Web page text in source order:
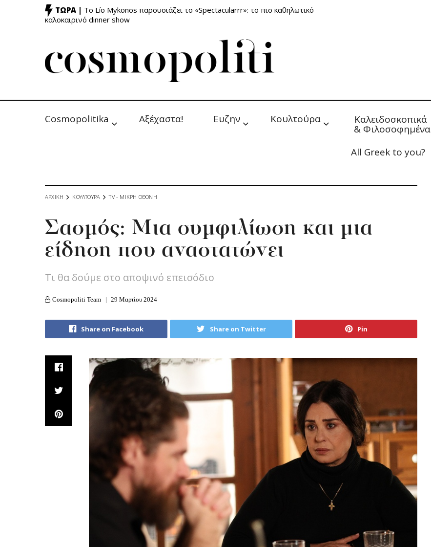
ΤΩΡΑ | Το Lío Mykonos παρουσιάζει το «Spectacularrr»: το πιο καθηλωτικό
καλοκαιρινό dinner show
Cosmopolitika Αξέχαστα! Ευζην Κουλτούρα Καλειδοσκοπικά
& Φιλοσοφημένα
All Greek to you?
ΑΡΧΙΚΗ ΚΟΥΛΤΟΥΡΑ TV - MΙΚΡΗ ΟΘΟΝΗ
Σασμός: Μια συμφιλίωση και μια
είδηση που αναστατώνει
Tι θα δούμε στο αποψινό επεισόδιο
Cosmopoliti Team 29 Μαρτίου 2024
Share on Facebook Share on Twitter Pin